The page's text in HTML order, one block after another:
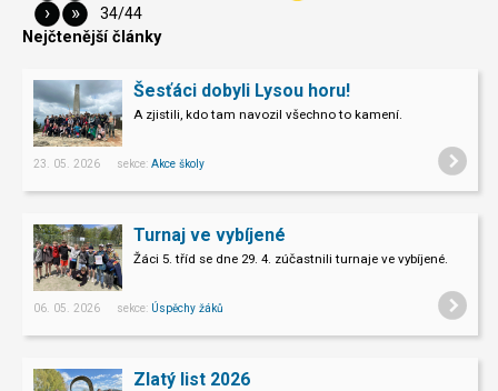
› »
34/44
Nejčtenější články
Šesťáci dobyli Lysou horu!
A zjistili, kdo tam navozil všechno to kamení.
23. 05. 2026 sekce: Akce školy
Turnaj ve vybíjené
Žáci 5. tříd se dne 29. 4. zúčastnili turnaje ve vybíjené.
06. 05. 2026 sekce: Úspěchy žáků
Zlatý list 2026